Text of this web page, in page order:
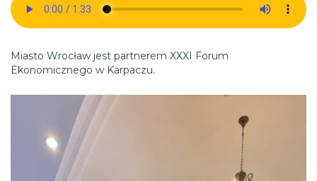
Miasto Wrocław jest partnerem XXXI Forum
Ekonomicznego w Karpaczu.